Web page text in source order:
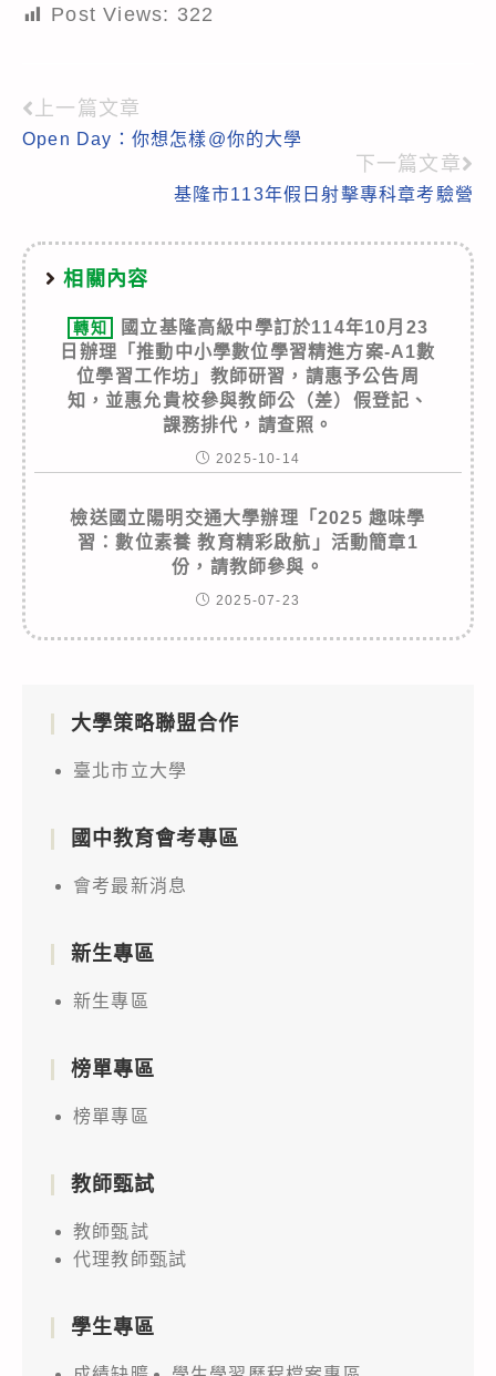
Post Views: 322
Read
more
上一篇文章
Open Day：你想怎樣@你的大學
下一篇文章
基隆市113年假日射擊專科章考驗營
相關內容
轉知
國立基隆高級中學訂於114年10月23
日辦理「推動中小學數位學習精進方案-A1數
位學習工作坊」教師研習，請惠予公告周
知，並惠允貴校參與教師公（差）假登記、
課務排代，請查照。
2025-10-14
檢送國立陽明交通大學辦理「2025 趣味學
習：數位素養 教育精彩啟航」活動簡章1
份，請教師參與。
2025-07-23
大學策略聯盟合作
臺北市立大學
國中教育會考專區
會考最新消息
新生專區
新生專區
榜單專區
榜單專區
教師甄試
教師甄試
代理教師甄試
學生專區